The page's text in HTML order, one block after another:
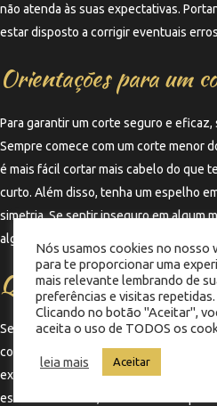
não atenda às suas expectativas.
estar disposto a corrigir eventuais
Orientações para um
Para garantir um corte seguro e eficaz,
Sempre comece com um corte menor
é mais fácil cortar mais cabelo do que
curto. Além disso, tenha um espelho
simetria. Se sentir inseguro em algum
alguém ou até mesmo consultar um
Quando procurar um
Se, após tentar cortar o Mohawk
com o resultado, não hesite em
experiente pode corrigir erros e
estilo. Além disso, se você estiver
Nós usamos cookies no nosso
para te proporcionar uma
mais relevante lembrando de
preferências e visitas repetidas.
Clicando no botão "Aceitar",
aceita o uso de TODOS os
leia mais Aceitar